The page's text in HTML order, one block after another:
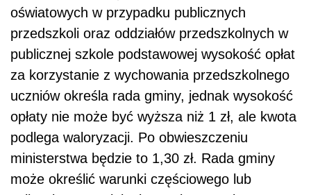
oświatowych w przypadku publicznych
przedszkoli oraz oddziałów przedszkolnych w
publicznej szkole podstawowej wysokość opłat
za korzystanie z wychowania przedszkolnego
uczniów określa rada gminy, jednak wysokość
opłaty nie może być wyższa niż 1 zł, ale kwota
podlega waloryzacji. Po obwieszczeniu
ministerstwa będzie to 1,30 zł. Rada gminy
może określić warunki częściowego lub